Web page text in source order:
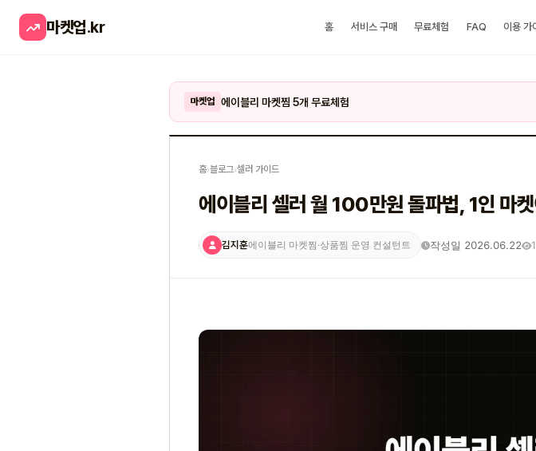
마켓업.kr 홈 서비스 구매 무료체험 FAQ 이용 가
마켓업 에이블리 마켓찜 5개 무료체험
홈›블로그›셀러 가이드
에이블리 셀러 월 100만원 돌파법, 1인 마
김지훈에이블리 마켓찜·상품찜 운영 컨설턴트 작성일 2026.06.22